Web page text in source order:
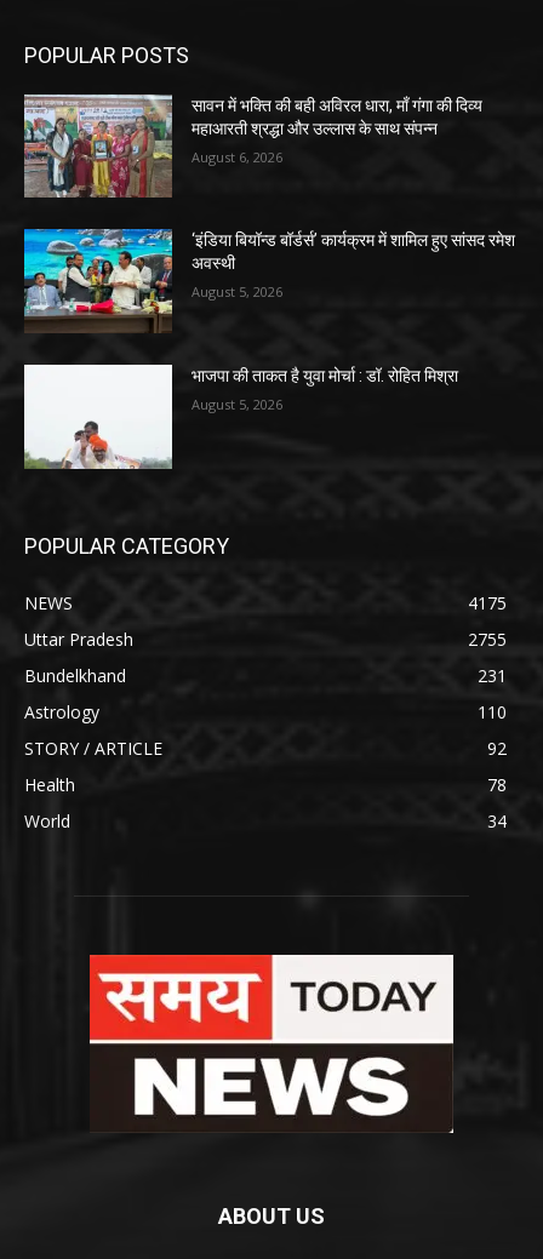
POPULAR POSTS
सावन में भक्ति की बही अविरल धारा, माँ गंगा की दिव्य
महाआरती श्रद्धा और उल्लास के साथ संपन्न
August 6, 2026
‘इंडिया बियॉन्ड बॉर्डर्स’ कार्यक्रम में शामिल हुए सांसद रमेश
अवस्थी
August 5, 2026
भाजपा की ताकत है युवा मोर्चा : डॉ. रोहित मिश्रा
August 5, 2026
POPULAR CATEGORY
NEWS
4175
Uttar Pradesh
2755
Bundelkhand
231
Astrology
110
STORY / ARTICLE
92
Health
78
World
34
ABOUT US